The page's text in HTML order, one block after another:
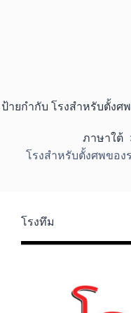
ป้ายกำกับ โรงสำหรับตั้งศ
ภาษาใต้
โรงสำหรับตั้งศพของ
โรงทึม